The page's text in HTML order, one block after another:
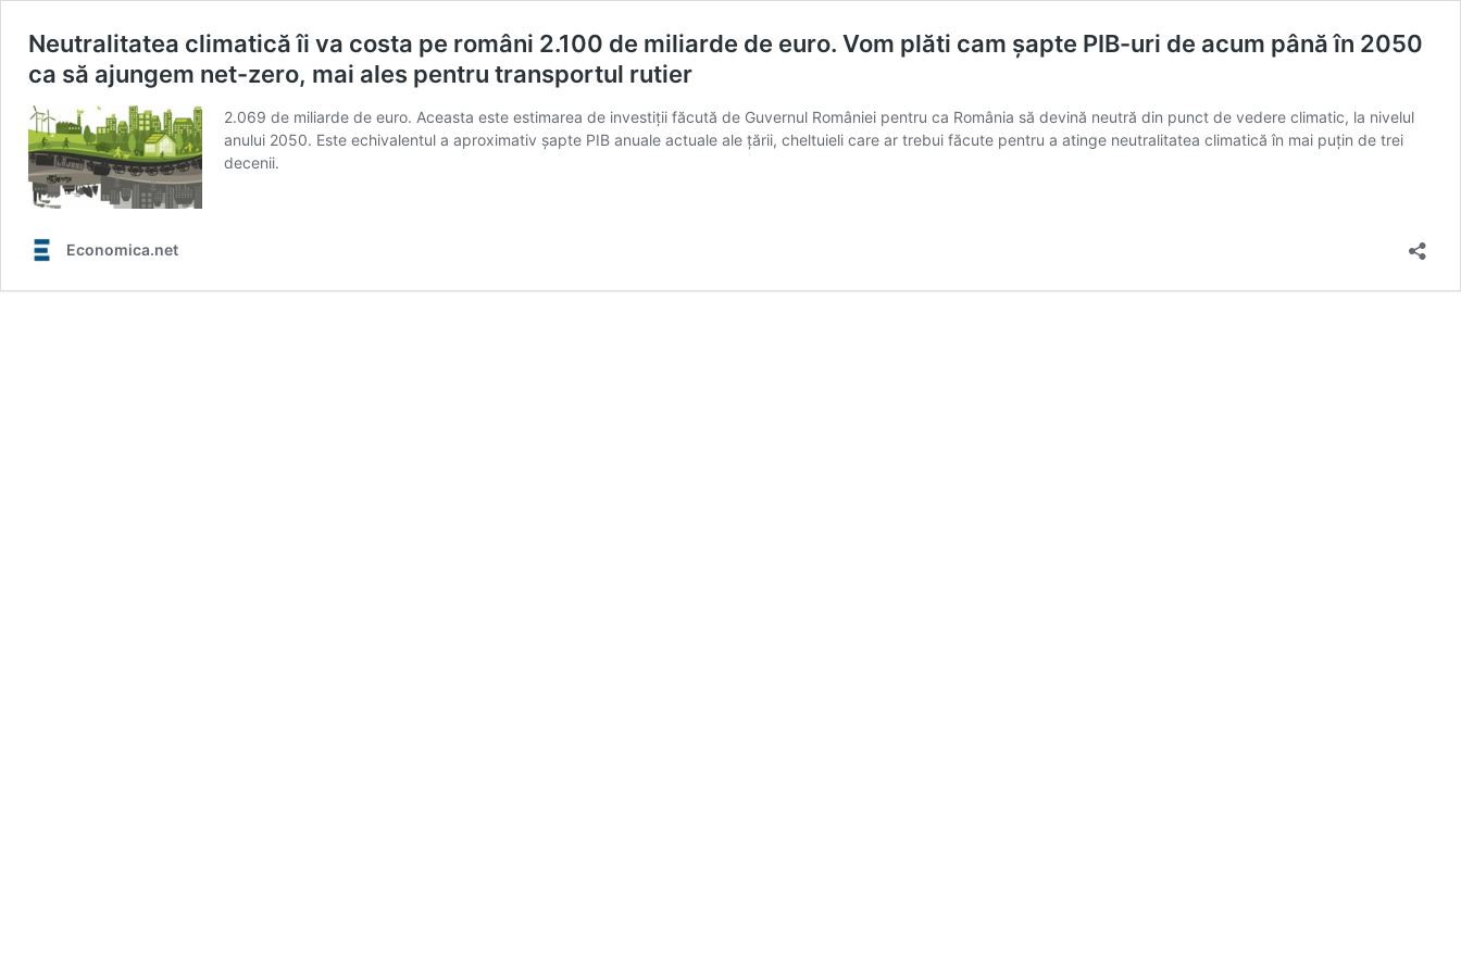
Neutralitatea climatică îi va costa pe români 2.100 de miliarde de euro. Vom plăti cam șapte PIB-uri de acum până în 2050
ca să ajungem net-zero, mai ales pentru transportul rutier
2.069 de miliarde de euro. Aceasta este estimarea de investiții făcută de Guvernul României pentru ca România să devină neutră din punct de vedere climatic, la nivelul
anului 2050. Este echivalentul a aproximativ șapte PIB anuale actuale ale țării, cheltuieli care ar trebui făcute pentru a atinge neutralitatea climatică în mai puțin de trei
decenii.
Economica.net